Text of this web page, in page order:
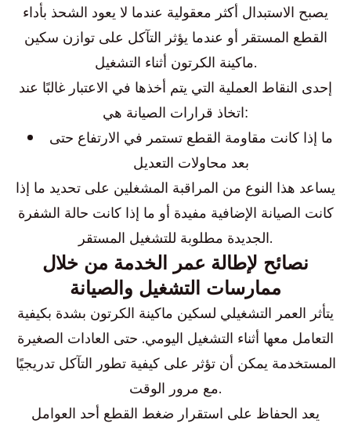
يصبح الاستبدال أكثر معقولية عندما لا يعود الشحذ بأداء
القطع المستقر أو عندما يؤثر التآكل على توازن سكين
ماكينة الكرتون أثناء التشغيل.
إحدى النقاط العملية التي يتم أخذها في الاعتبار غالبًا عند
اتخاذ قرارات الصيانة هي:
ما إذا كانت مقاومة القطع تستمر في الارتفاع حتى
بعد محاولات التعديل
يساعد هذا النوع من المراقبة المشغلين على تحديد ما إذا
كانت الصيانة الإضافية مفيدة أو ما إذا كانت حالة الشفرة
الجديدة مطلوبة للتشغيل المستقر.
نصائح لإطالة عمر الخدمة من خلال
ممارسات التشغيل والصيانة
يتأثر العمر التشغيلي لسكين ماكينة الكرتون بشدة بكيفية
التعامل معها أثناء التشغيل اليومي. حتى العادات الصغيرة
المستخدمة يمكن أن تؤثر على كيفية تطور التآكل تدريجيًا
مع مرور الوقت.
يعد الحفاظ على استقرار ضغط القطع أحد العوامل